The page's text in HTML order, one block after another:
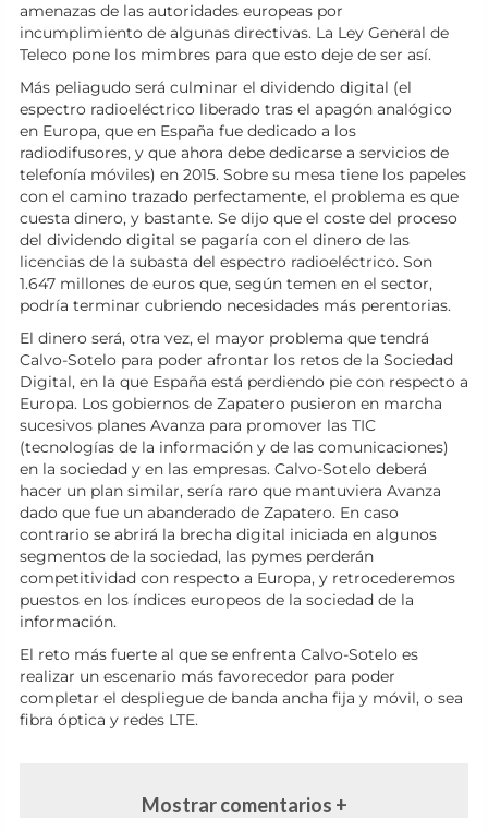
amenazas de las autoridades europeas por
incumplimiento de algunas directivas. La Ley General de
Teleco pone los mimbres para que esto deje de ser así.
Más peliagudo será culminar el dividendo digital (el
espectro radioeléctrico liberado tras el apagón analógico
en Europa, que en España fue dedicado a los
radiodifusores, y que ahora debe dedicarse a servicios de
telefonía móviles) en 2015. Sobre su mesa tiene los papeles
con el camino trazado perfectamente, el problema es que
cuesta dinero, y bastante. Se dijo que el coste del proceso
del dividendo digital se pagaría con el dinero de las
licencias de la subasta del espectro radioeléctrico. Son
1.647 millones de euros que, según temen en el sector,
podría terminar cubriendo necesidades más perentorias.
El dinero será, otra vez, el mayor problema que tendrá
Calvo-Sotelo para poder afrontar los retos de la Sociedad
Digital, en la que España está perdiendo pie con respecto a
Europa. Los gobiernos de Zapatero pusieron en marcha
sucesivos planes Avanza para promover las TIC
(tecnologías de la información y de las comunicaciones)
en la sociedad y en las empresas. Calvo-Sotelo deberá
hacer un plan similar, sería raro que mantuviera Avanza
dado que fue un abanderado de Zapatero. En caso
contrario se abrirá la brecha digital iniciada en algunos
segmentos de la sociedad, las pymes perderán
competitividad con respecto a Europa, y retrocederemos
puestos en los índices europeos de la sociedad de la
información.
El reto más fuerte al que se enfrenta Calvo-Sotelo es
realizar un escenario más favorecedor para poder
completar el despliegue de banda ancha fija y móvil, o sea
fibra óptica y redes LTE.
Mostrar comentarios +